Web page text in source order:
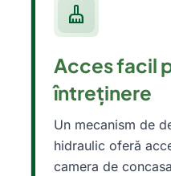
cleaning_services
Acces facil
întreținere
Un mecanism de
hidraulic oferă
camera de